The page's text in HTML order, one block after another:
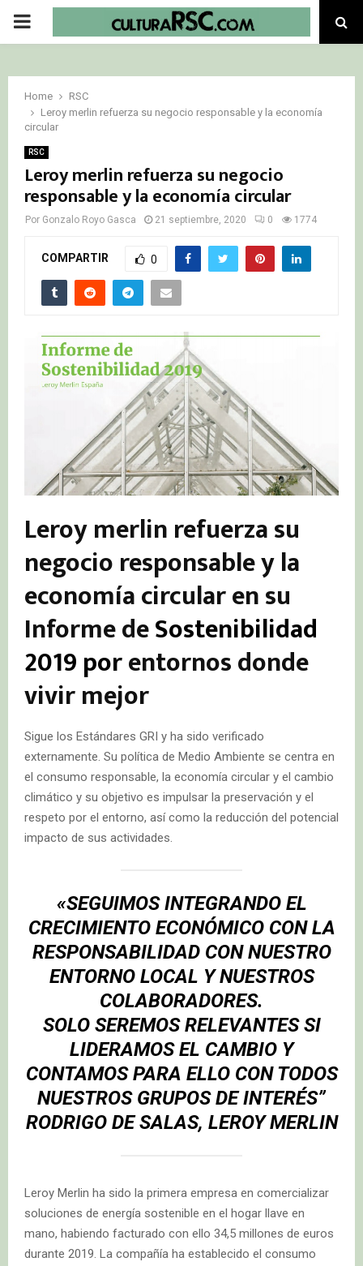
PRIMARY
Home
RSC
Leroy merlin refuerza su negocio responsable y la economía
circular
RSC
Leroy merlin refuerza su negocio
responsable y la economía circular
Por Gonzalo Royo Gasca 21 septiembre, 2020 0 1774
COMPARTIR 0
Leroy merlin refuerza su
negocio responsable y la
economía circular en su
Informe deSostenibilidad
2019 porentornos donde
vivir mejor
Sigue los Estándares GRI y ha sido verificado
externamente. Su política de Medio Ambiente se centra en
el consumo responsable, la economía circular y el cambio
climático y su objetivo es impulsar la preservación y el
respeto por el entorno, así como la reducción del potencial
impacto de sus actividades.
«SEGUIMOS INTEGRANDO EL
CRECIMIENTO ECONÓMICO CON LA
RESPONSABILIDAD CON NUESTRO
ENTORNO LOCAL Y NUESTROS
COLABORADORES.
SOLO SEREMOS RELEVANTES SI
LIDERAMOS EL CAMBIO Y
CONTAMOS PARA ELLO CON TODOS
NUESTROS GRUPOS DE INTERÉS”
RODRIGO DE SALAS, LEROY MERLIN
Leroy Merlin ha sido la primera empresa en comercializar
soluciones de energía sostenible en el hogar llave en
mano, habiendo facturado con ello 34,5 millones de euros
durante 2019. La compañía ha establecido el consumo